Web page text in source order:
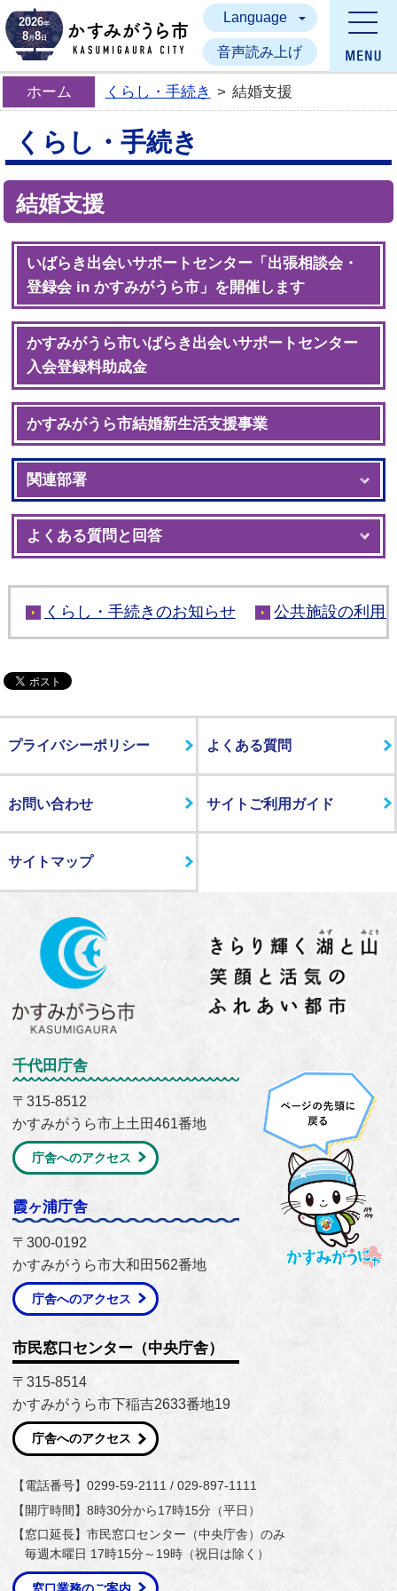
かすみがうら市
2026年
8月8日
Language
音声読み上げ
ホーム くらし・手続き > 結婚支援
くらし・手続き
結婚支援
いばらき出会いサポートセンター「出張相談会・
登録会 in かすみがうら市」を開催します
かすみがうら市いばらき出会いサポートセンター
入会登録料助成金
かすみがうら市結婚新生活支援事業
関連部署
よくある質問と回答
くらし・手続きのお知らせ 公共施設の利用
プライバシーポリシー よくある質問
お問い合わせ サイトご利用ガイド
サイトマップ
千代田庁舎
〒315-8512
かすみがうら市上土田461番地
庁舎へのアクセス
霞ヶ浦庁舎
〒300-0192
かすみがうら市大和田562番地
庁舎へのアクセス
市民窓口センター（中央庁舎）
〒315-8514
かすみがうら市下稲吉2633番地19
庁舎へのアクセス
【電話番号】0299-59-2111 / 029-897-1111
【開庁時間】8時30分から17時15分（平日）
【窓口延長】市民窓口センター（中央庁舎）のみ
毎週木曜日 17時15分～19時（祝日は除く）
窓口業務のご案内